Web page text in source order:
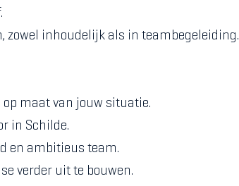
zowel inhoudelijk als in teambegeleiding.
op maat van jouw situatie.
in Schilde.
en ambitieus team.
verder uit te bouwen.